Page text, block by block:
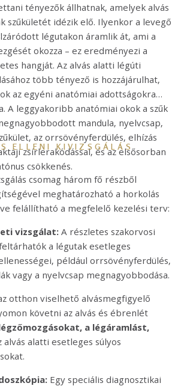
tényezők állhatnak, amelyek alvás
szűkületét idézik elő. Ilyenkor a levegő
légutakon áramlik át, ami a
okozza – ez eredményezi a
hangját. Az alvás alatti légúti
több tényező is hozzájárulhat,
az egyéni anatómiai adottságokra
A leggyakoribb anatómiai okok a szűk
mandula, nyelvcsap,
az orrsövényferdülés, elhízás
zsírlerakódással,és az elsősorban
csökkenés.
ELLENI KIVIZSGÁLÁS
csomag három fő részből
meghatározható a horkolás
felállítható a megfelelő kezelési terv:
vizsgálat: A részletes szakorvosi
a légutak esetleges
például orrsövényferdülés,
vagy a nyelvcsap megnagyobbodása.
otthon viselhető alvásmegfigyelő
követni az alvás és ébrenlét
a légáramlást,
alvás alatti esetleges súlyos
Egy speciális diagnosztikai